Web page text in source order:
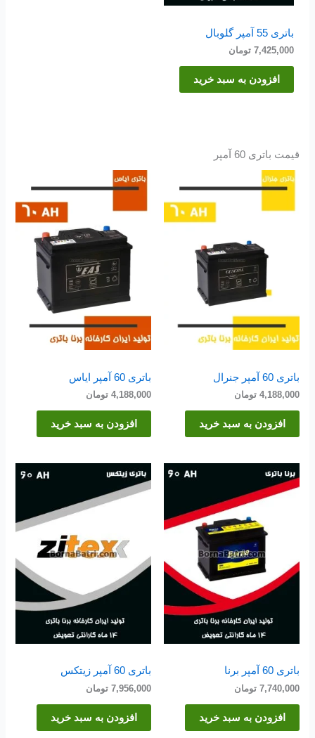
باتری 55 آمپر گلوبال
7,425,000 تومان
افزودن به سبد خرید
قیمت باتری 60 آمپر
باتری 60 آمپر جنرال
4,188,000 تومان
افزودن به سبد خرید
باتری 60 آمپر ایاس
4,188,000 تومان
افزودن به سبد خرید
باتری 60 آمپر برنا
7,740,000 تومان
افزودن به سبد خرید
باتری 60 آمپر زیتکس
7,956,000 تومان
افزودن به سبد خرید